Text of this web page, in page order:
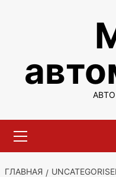
меню
ГЛАВНАЯ